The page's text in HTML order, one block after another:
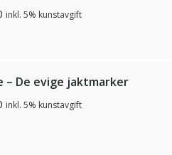
inkl. 5% kunstavgift
– De evige jaktmarker
inkl. 5% kunstavgift